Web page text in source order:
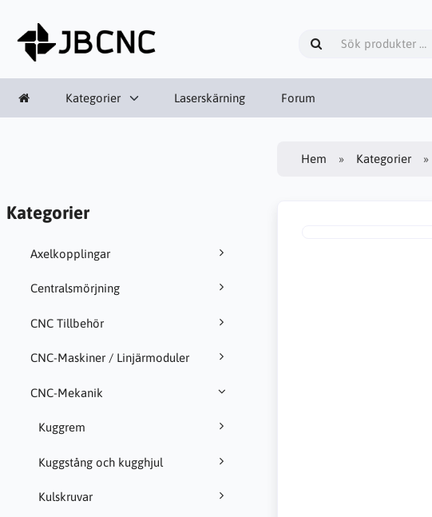
Kategorier Laserskärning Forum
Kategorier
Axelkopplingar
Centralsmörjning
CNC Tillbehör
CNC-Maskiner / Linjärmoduler
CNC-Mekanik
Kuggrem
Kuggstång och kugghjul
Kulskruvar
Hem Kategorier